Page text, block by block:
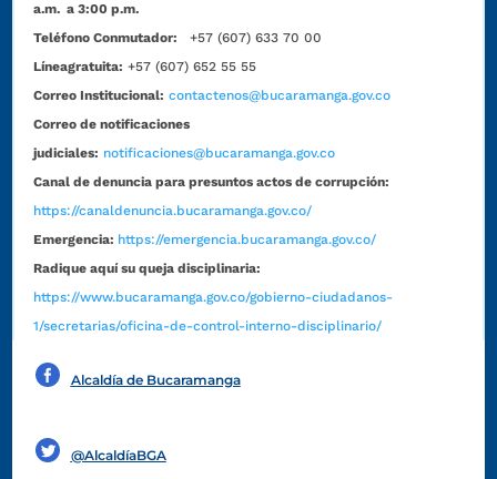
a.m. a 3:00 p.m.
Teléfono Conmutador:
+57 (607) 633 70 00
Líneagratuita: +57 (607) 652 55 55
Correo Institucional: contactenos@bucaramanga.gov.co
Correo de notificaciones
judiciales: notificaciones@bucaramanga.gov.co
Canal de denuncia para presuntos actos de corrupción:
https://canaldenuncia.bucaramanga.gov.co/
Emergencia: https://emergencia.bucaramanga.gov.co/
Radique aquí su queja disciplinaria:
https://www.bucaramanga.gov.co/gobierno-ciudadanos-
1/secretarias/oficina-de-control-interno-disciplinario/
Alcaldía de Bucaramanga
@AlcaldíaBGA